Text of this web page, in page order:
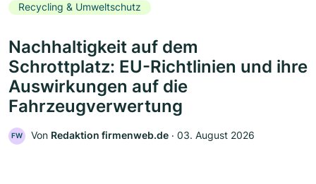
Recycling & Umweltschutz
Nachhaltigkeit auf dem
Schrottplatz: EU-Richtlinien und ihre
Auswirkungen auf die
Fahrzeugverwertung
FW Von Redaktion firmenweb.de ‧ 03. August 2026